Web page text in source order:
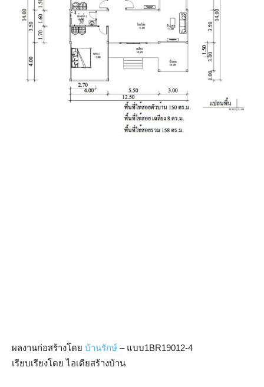
ผลงานก่อสร้างโดย บ้านรักษ์ – แบบ1BR19012-4
เรียบเรียงโดย ไอเดียสร้างบ้าน